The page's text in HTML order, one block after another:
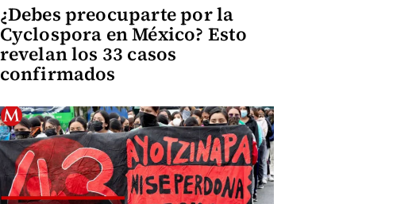
¿Debes preocuparte por la
Cyclospora en México? Esto
revelan los 33 casos
confirmados